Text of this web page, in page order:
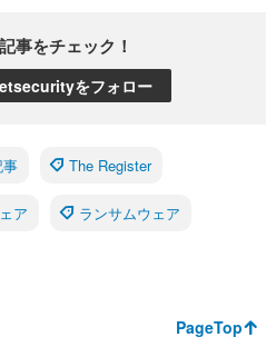
事をチェック！
をフォロー
The Register
ア ランサムウェア
PageTop